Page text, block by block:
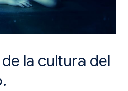
la cultura del